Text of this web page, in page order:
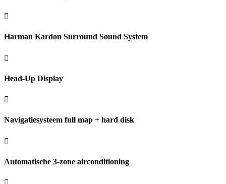
Harman Kardon Surround Sound System
Head-Up Display
Navigatiesysteem full map + hard disk
Automatische 3-zone airconditioning